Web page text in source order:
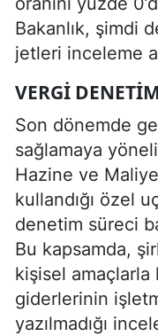
Bakanlık, şimdi
jetleri inceleme
VERGI
Son dönemde
sağlamaya
Hazine ve
kullandığı özel
denetim süreci
Bu kapsamda,
kişisel amaçlarla
giderlerinin
yazılmadığı